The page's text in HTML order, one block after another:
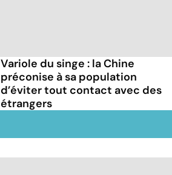
Variole du singe : la Chine
préconise à sa population
d’éviter tout contact avec des
étrangers